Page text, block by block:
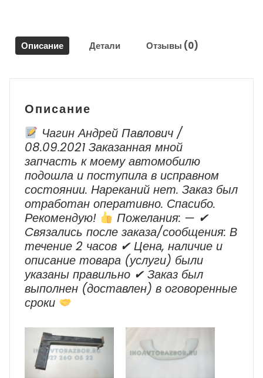
2017
Описание Детали Отзывы (0)
Описание
Чагин Андрей Павлович /
08.09.2021 Заказанная мной
запчасть к моему автомобилю
подошла и поступила в исправном
состоянии. Нареканий нет. Заказ был
отработан оперативно. Спасибо.
Рекомендую!
Пожелания: — ✔
Cвязались после заказа/сообщения: В
течение 2 часов ✔ Цена, наличие и
описание товара (услуги) были
указаны правильно ✔ Заказ был
выполнен (доставлен) в оговоренные
сроки